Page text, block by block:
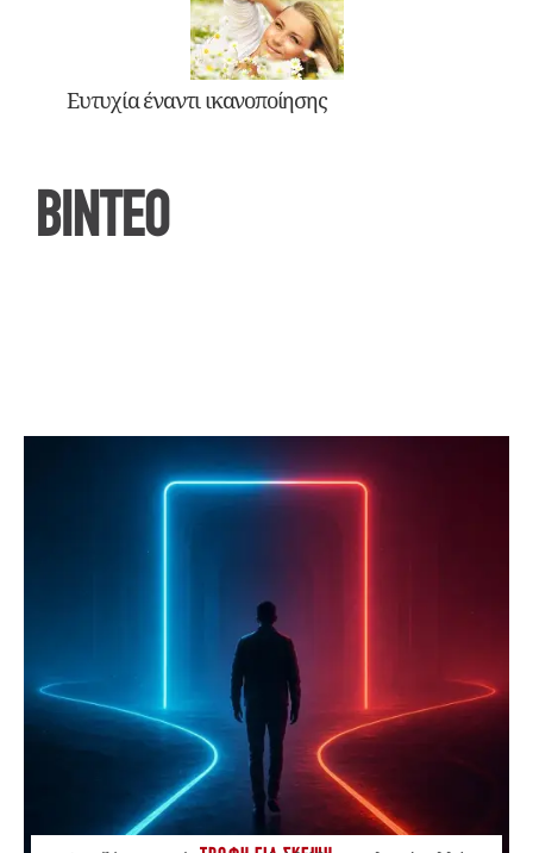
Ευτυχία έναντι ικανοποίησης
ΒΙΝΤΕΟ